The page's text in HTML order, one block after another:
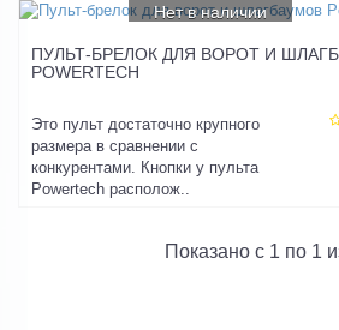
Нет в наличии
ПУЛЬТ-БРЕЛОК ДЛЯ ВОРОТ И
POWERTECH
Это пульт достаточно крупного
размера в сравнении с
конкурентами. Кнопки у пульта
Powertech располож..
Показано с 1 по 1